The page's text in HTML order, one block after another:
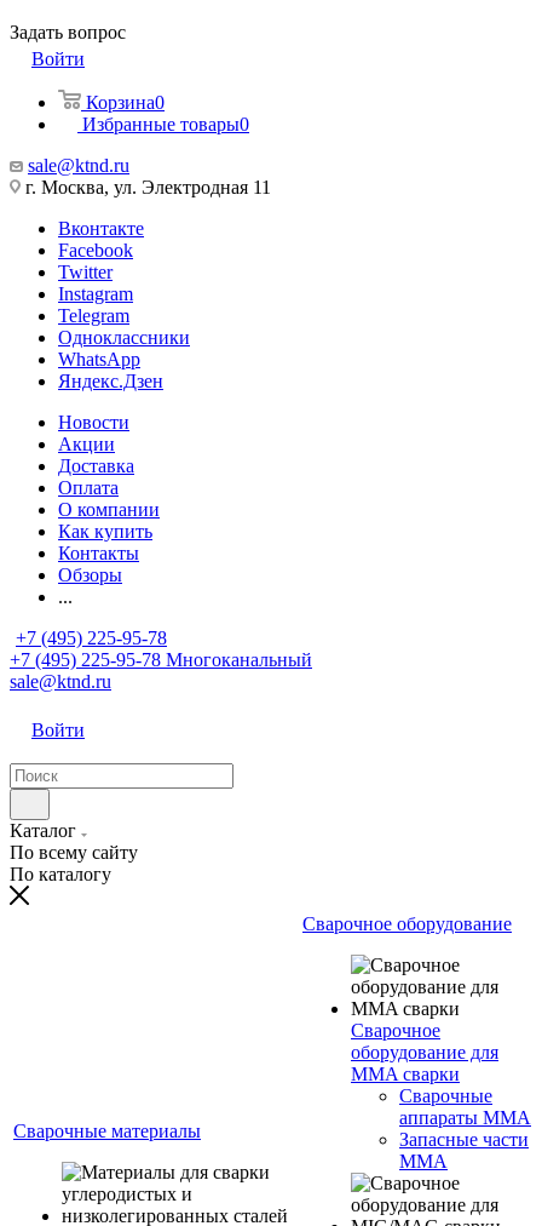
Задать вопрос
Войти
Корзина0
Избранные товары0
sale@ktnd.ru
г. Москва, ул. Электродная 11
Вконтакте
Facebook
Twitter
Instagram
Telegram
Одноклассники
WhatsApp
Яндекс.Дзен
Новости
Акции
Доставка
Оплата
О компании
Как купить
Контакты
Обзоры
...
+7 (495) 225-95-78
+7 (495) 225-95-78 Многоканальный
sale@ktnd.ru
Войти
Каталог
По всему сайту
По каталогу
Сварочные материалы
Сварочное оборудование
Сварочное
оборудование для
MMA сварки
Сварочные
аппараты MMA
Запасные части
MMA